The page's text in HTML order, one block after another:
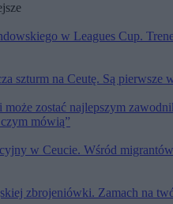
w Leagues Cup.
szturm na Ceutę. Są pierwsze
może zostać najlepszym
mówią”
w Ceucie. Wśród
zbrojeniówki. Zamach na